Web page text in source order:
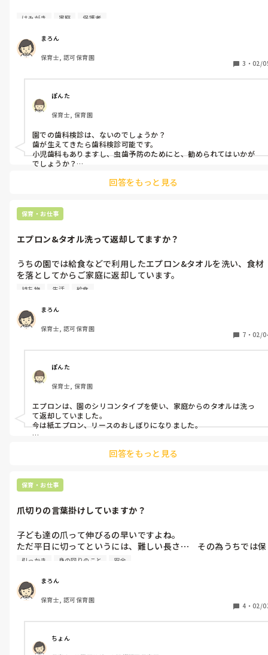
歯医者の受診はご家庭の方針があると思いますし、0歳または1歳
暴れたりして危ないかなと思います。
皆さんの園では歯石がついている子の保護者にどんな働きかけし
はみがき 家庭 保護者
まろん
保育士, 認可保育園
3 ・ 02/
ぽんた
保育士, 保育園
園での歯科検診は、ないのでしょうか？
歯が生えてきたら歯科検診可能です。
小児歯科もありますし、虫歯予防のためにと、勧められてはいかが
でしょうか？
1歳半検診では、歯科検診がありますので、そこで歯磨き指導も言わ
回答をもっと見る
保育・お仕事
エプロン&タオル洗って返却してますか？
うちの園では給食などで利用したエプロン&タオルを洗い、食材
を落としてからご家庭に返却しています。
不愉快です⋯。
皆さんの園ではどのような対応されていますか？
持ち物 生活 給食
まろん
保育士, 認可保育園
7 ・ 02/
ぽんた
保育士, 保育園
エプロンは、園のシリコンタイプを使い、家庭からのタオルは洗っ
て返却していました。
今は紙エプロン、リースのおしぼりになりました。
回答をもっと見る
保育・お仕事
爪切りの言葉掛けしていますか？
子ども達の爪って伸びるの早いですよね。
ただ平日に切ってというには、難しい長さ⋯　その為うちでは保
護者のことを考え金曜日にお伝えし、週末切ってもらうよう声掛
よっぽど長く怪我したり、反対にさせたりしそうな時は言葉を選
んで平日にお伝えしています。
園によるのは承知ですが、うちの子が通う園では毎朝チェックが
あり、それがややストレスです。
職員によって長い、短いの基準もバラバラで⋯な毎朝です。
引っかき 身の回りのこと 安全
まろん
保育士, 認可保育園
4 ・ 02/
ちょん